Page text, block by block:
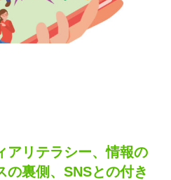
アリテラシー、情報の
裏側、 SNSとの付き